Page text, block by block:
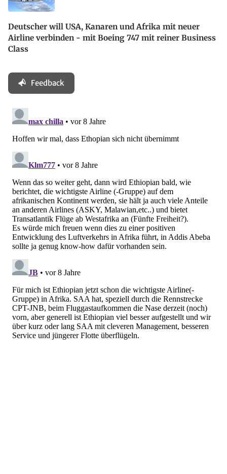
Deutscher will USA, Kanaren und Afrika mit neuer
Airline verbinden - mit Boeing 747 mit reiner Business
Class
Feedback